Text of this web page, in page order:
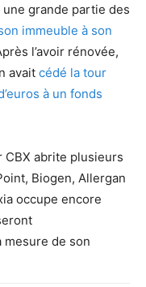
grande partie des
immeuble à son
l’avoir rénovée,
avait cédé la tour
à un fonds
CBX abrite plusieurs
Biogen, Allergan
occupe encore
de son